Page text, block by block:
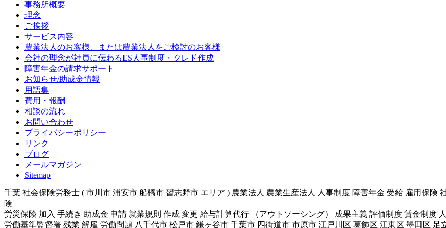
事務所概要
理念
ご挨拶
サービス内容
農業法人のお客様、または農業法人をご検討のお客様
会社の理念が社員に伝わるES人事制度・クレド作成
障害年金の請求サポート
お知らせ/助成金情報
用語集
費用・報酬
相談の流れ
お問い合わせ
プライバシーポリシー
リンク
ブログ
メールマガジン
Sitemap
千葉 社会保険労務士 ( 市川市 浦安市 船橋市 習志野市 エリア ) 農業法人 農業生産法人 人事制度 障害年金 受給 雇用保険
険
労災保険 加入 手続き 助成金 申請 就業規則 作成 変更 給与計算代行 （アウトソーシング） 成果主義 評価制度 賃金制度
労働基準監督署 残業 解雇 労働問題 八千代市 松戸市 鎌ヶ谷市 千葉市 四街道市 市原市 江戸川区 葛飾区 江東区 墨田区 足